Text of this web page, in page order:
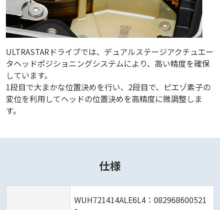
ULTRASTARドライブでは、デュアルステージアクチュエー
タヘッドポジショニングシステムにより、高い精度を確保
しています。
1段目で大まかな位置決めを行い、2段目で、ピエゾ素子の
変位を利用してヘッドの位置決めを高精度に微調整しま
す。
仕様
WUH721414ALE6L4：082968600521